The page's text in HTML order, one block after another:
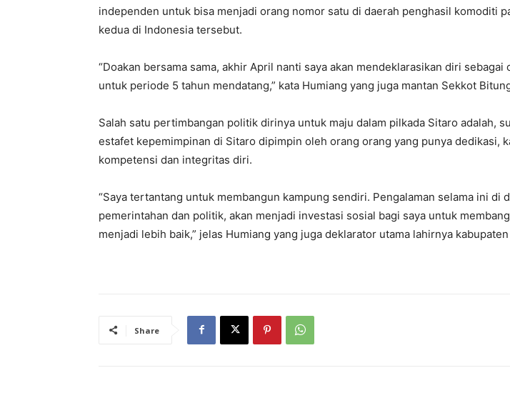
independen untuk bisa menjadi orang nomor satu di daerah penghasil komoditi
kedua di Indonesia tersebut.
“Doakan bersama sama, akhir April nanti saya akan mendeklarasikan diri sebagai
untuk periode 5 tahun mendatang,” kata Humiang yang juga mantan Sekkot
Salah satu pertimbangan politik dirinya untuk maju dalam pilkada Sitaro adalah,
estafet kepemimpinan di Sitaro dipimpin oleh orang orang yang punya dedikasi,
kompetensi dan integritas diri.
“Saya tertantang untuk membangun kampung sendiri. Pengalaman selama ini di
pemerintahan dan politik, akan menjadi investasi sosial bagi saya untuk
menjadi lebih baik,” jelas Humiang yang juga deklarator utama lahirnya
Share